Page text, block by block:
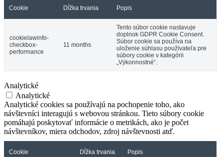
Cookie Dĺžka trvania Popis
cookielawinfo-
checkbox-
performance
11 months
Tento súbor cookie nastavuje
doplnok GDPR Cookie Consent.
Súbor cookie sa používa na
uloženie súhlasu používateľa pre
súbory cookie v kategórii
„Výkonnostné“.
Analytické
Analytické
Analytické cookies sa používajú na pochopenie toho, ako
návštevníci interagujú s webovou stránkou. Tieto súbory cookie
pomáhajú poskytovať informácie o metrikách, ako je počet
návštevníkov, miera odchodov, zdroj návštevnosti atď.
Cookie Dĺžka trvania Popis